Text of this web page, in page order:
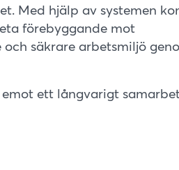
Med hjälp av systemen
förebyggande mot
säkrare arbetsmiljö
ett långvarigt